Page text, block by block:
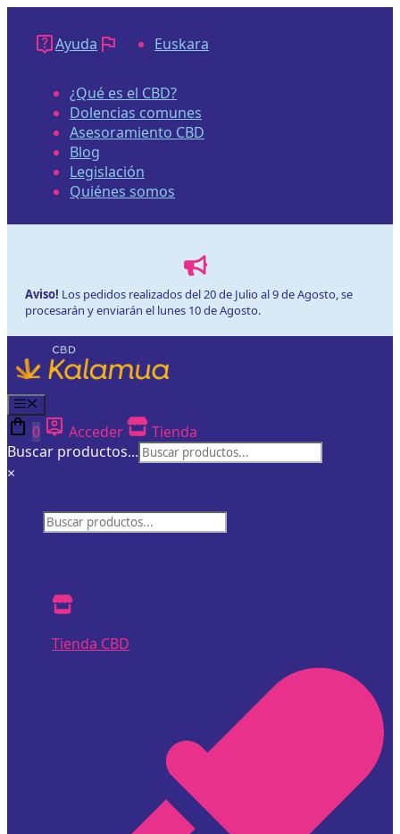
contenido
Ayuda Euskara
¿Qué es el CBD?
Dolencias comunes
Asesoramiento CBD
Blog
Legislación
Quiénes somos
Aviso! Los pedidos realizados del 20 de Julio al 9 de Agosto, se
procesarán y enviarán el lunes 10 de Agosto.
0 Acceder
Tienda
Buscar productos...
×
Tienda CBD